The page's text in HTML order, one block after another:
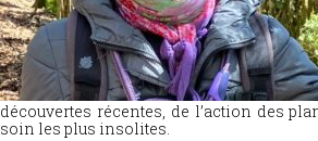
découvertes récentes, de l’action des
soin les plus insolites.